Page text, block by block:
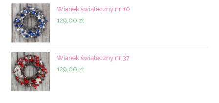
Wianek świąteczny nr 10
129,00 zł
Wianek świąteczny nr 37
129,00 zł